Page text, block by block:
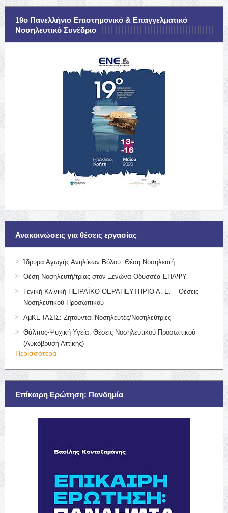
19ο Πανελλήνιο Επιστημονικό & Επαγγελματικό
Νοσηλευτικό Συνέδριο
Ανακοινώσεις για θέσεις εργασίας
Ίδρυμα Αγωγής Ανηλίκων Βόλου: Θέση Νοσηλευτή
Θέση Νοσηλευτή/τριας στον Ξενώνα Οδυσσέα ΕΠΑΨΥ
Γενική Κλινική ΠΕΙΡΑΪΚΟ ΘΕΡΑΠΕΥΤΗΡΙΟ Α. Ε. – Θέσεις
Νοσηλευτικού Προσωπικού
ΑμΚΕ ΙΑΣΙΣ: Ζητούνται Νοσηλευτές/Νοσηλεύτριες
Θάλπος-Ψυχική Υγεία: Θέσεις Νοσηλευτικού Προσωπικού
(Λυκόβρυση Αττικής)
Περισσότερα
Επίκαιρη Ερώτηση: Πανδημία